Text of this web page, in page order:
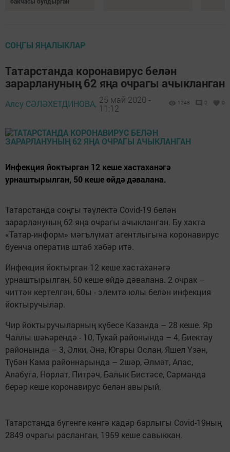
СОҢГЫ ЯҢАЛЫКЛАР
Татарстанда коронавирус белән
зарарлануның 62 яңа очрагы ачыкланган
Алсу СӘЛӘХЕТДИНОВА, 25 май 2020 -
11:12
1248 0 0
Инфекция йоктырган 12 кеше хастаханәгә
урнаштырылган, 50 кеше өйдә дәвалана.
Татарстанда соңгы тәүлектә Covid-19 белән
зарарлануның 62 яңа очрагы ачыкланган. Бу хакта
«Татар-информ» мәгълүмат агентлыгына коронавирус
буенча оператив штаб хәбәр итә.
Инфекция йоктырган 12 кеше хастаханәгә
урнаштырылган, 50 кеше өйдә дәвалана. 2 очрак –
читтән кертелгән, 60ы - элемтә юлы белән инфекция
йоктыручылар.
Чир йоктыручыларның күбесе Казанда – 28 кеше. Яр
Чаллы шәһәрендә - 10, Тукай районында – 4, Биектау
районында – 3, Әлки, Әнә, Югары Ослан, Яшел Үзән,
Түбән Кама районнарында – 2шәр, Әлмәт, Апас,
Алабуга, Норлат, Питрәч, Балык Бистәсе, Сарманда
берәр кеше коронавирус белән авырый.
Татарстанда бүгенге көнгә кадәр барлыгы Covid-19ның
2849 очрагы расланган, 1959 кеше савыккан.